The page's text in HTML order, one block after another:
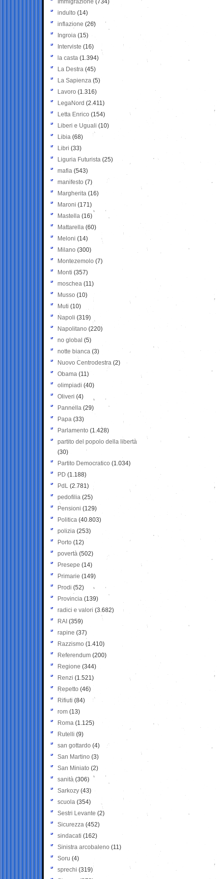
Immigrazione (734)
indulto (14)
inflazione (26)
Ingroia (15)
Interviste (16)
la casta (1.394)
La Destra (45)
La Sapienza (5)
Lavoro (1.316)
LegaNord (2.411)
Letta Enrico (154)
Liberi e Uguali (10)
Libia (68)
Libri (33)
Liguria Futurista (25)
mafia (543)
manifesto (7)
Margherita (16)
Maroni (171)
Mastella (16)
Mattarella (60)
Meloni (14)
Milano (300)
Montezemolo (7)
Monti (357)
moschea (11)
Musso (10)
Muti (10)
Napoli (319)
Napolitano (220)
no global (5)
notte bianca (3)
Nuovo Centrodestra (2)
Obama (11)
olimpiadi (40)
Oliveri (4)
Pannella (29)
Papa (33)
Parlamento (1.428)
partito del popolo della libertà
(30)
Partito Democratico (1.034)
PD (1.188)
PdL (2.781)
pedofilia (25)
Pensioni (129)
Politica (40.803)
polizia (253)
Porto (12)
povertà (502)
Presepe (14)
Primarie (149)
Prodi (52)
Provincia (139)
radici e valori (3.682)
RAI (359)
rapine (37)
Razzismo (1.410)
Referendum (200)
Regione (344)
Renzi (1.521)
Repetto (46)
Rifiuti (84)
rom (13)
Roma (1.125)
Rutelli (9)
san gottardo (4)
San Martino (3)
San Miniato (2)
sanità (306)
Sarkozy (43)
scuola (354)
Sestri Levante (2)
Sicurezza (452)
sindacati (162)
Sinistra arcobaleno (11)
Soru (4)
sprechi (319)